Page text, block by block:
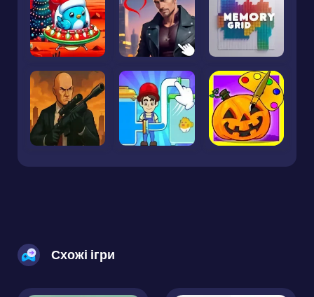
Схожі ігри